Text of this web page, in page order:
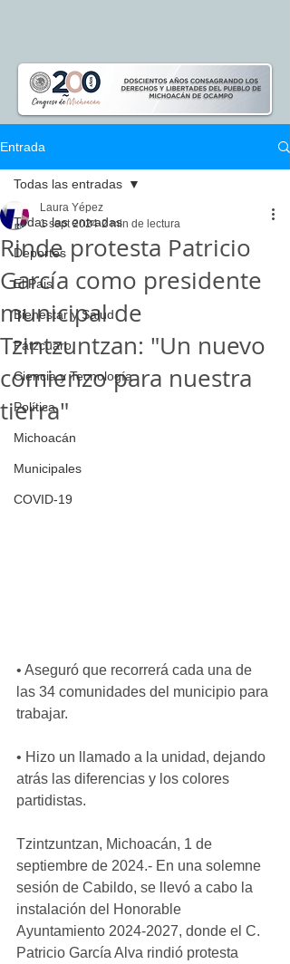
Entrada
Todas las entradas
Deportes
El Pais
Bienestar y Salud
Pátzcuaro
Ciencia y Tecnología
Política
Michoacán
Municipales
COVID-19
Todas las entradas
Rinde protesta Patricio
García como presidente
municipal de
Tzintzuntzan: "Un nuevo
comienzo para nuestra
tierra"
Laura Yépez
1 sept 2024 2 min de lectura
• Aseguró que recorrerá cada una de
las 34 comunidades del municipio para
trabajar.
• Hizo un llamado a la unidad, dejando
atrás las diferencias y los colores
partidistas.
Tzintzuntzan, Michoacán, 1 de
septiembre de 2024.- En una solemne
sesión de Cabildo, se llevó a cabo la
instalación del Honorable
Ayuntamiento 2024-2027, donde el C.
Patricio García Alva rindió protesta